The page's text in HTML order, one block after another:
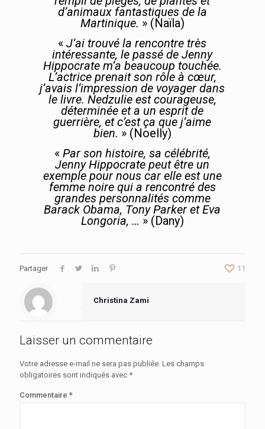
d’animaux fantastiques de la
Martinique. » (Naïla)
«J’ai trouvé la rencontre très
intéressante, le passé de Jenny
Hippocrate m’a beaucoup touchée.
L’actrice prenait son rôle à cœur,
j’avais l’impression de voyager dans
le livre. Nedzulie est courageuse,
déterminée et a un esprit de
guerrière, et c’est ça que j’aime
bien. » (Noelly)
« Par son histoire, sa célébrité,
Jenny Hippocrate peut être un
exemple pour nous car elle est une
femme noire qui a rencontré des
grandes personnalités comme
Barack Obama, Tony Parker et Eva
Longoria, … » (Dany)
Partager 11
Christina Zami
Laisser un commentaire
Votre adresse e-mail ne sera pas publiée. Les champs
obligatoires sont indiqués avec *
Commentaire *